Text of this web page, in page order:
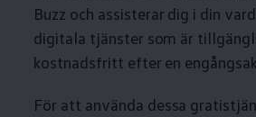
Buzz och assisterar dig i din
digitala tjänster som är
kostnadsfritt efter en
För att använda dessa